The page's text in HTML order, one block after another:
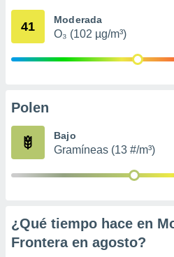
e
publicidad
1199
41 Moderada
O₃ (102 µg/m³)
Polen
Bajo
Gramíneas (13 #/m³)
¿Qué tiempo hace en
Frontera en agosto?